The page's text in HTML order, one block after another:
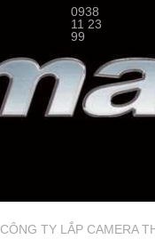
0938
11 23
99
CÔNG TY LẮP CAMERA